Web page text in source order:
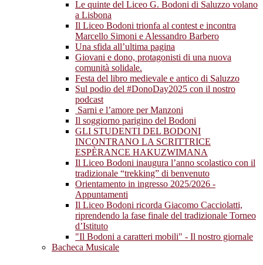
Le quinte del Liceo G. Bodoni di Saluzzo volano
a Lisbona
Il Liceo Bodoni trionfa al contest e incontra
Marcello Simoni e Alessandro Barbero
Una sfida all’ultima pagina
Giovani e dono, protagonisti di una nuova
comunità solidale.
Festa del libro medievale e antico di Saluzzo
Sul podio del #DonoDay2025 con il nostro
podcast
Sarni e l’amore per Manzoni
Il soggiorno parigino del Bodoni
GLI STUDENTI DEL BODONI
INCONTRANO LA SCRITTRICE
ESPÈRANCE HAKUZWIMANA
Il Liceo Bodoni inaugura l’anno scolastico con il
tradizionale “trekking” di benvenuto
Orientamento in ingresso 2025/2026 -
Appuntamenti
Il Liceo Bodoni ricorda Giacomo Cacciolatti,
riprendendo la fase finale del tradizionale Torneo
d’Istituto
"Il Bodoni a caratteri mobili" - Il nostro giornale
Bacheca Musicale